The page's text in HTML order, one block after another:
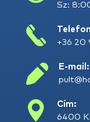
Sz:
+36 20
E-mail:
Cím:
6400